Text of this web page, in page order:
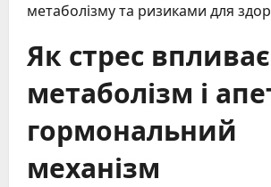
метаболізму та ризиками для
Як стрес
метаболізм і
гормональний
механізм